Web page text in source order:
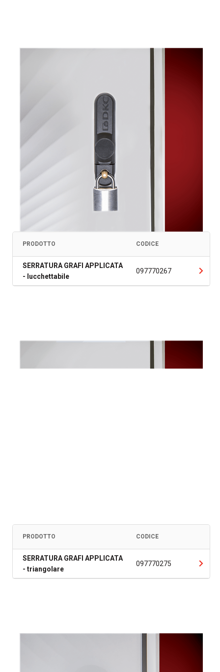
PRODOTTO CODICE
SERRATURA GRAFI APPLICATA
- lucchettabile
097770267
PRODOTTO CODICE
SERRATURA GRAFI APPLICATA
- triangolare
097770275